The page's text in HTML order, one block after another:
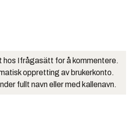
hos Ifrågasätt for å kommentere.
oppretting av brukerkonto.
fullt navn eller med kallenavn.